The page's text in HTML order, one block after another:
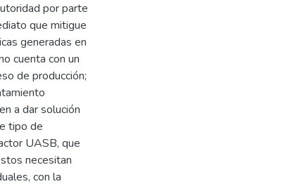
por parte
que mitigue
generadas en
cuenta con un
de producción;
a dar solución
tipo de
UASB, que
necesitan
con la